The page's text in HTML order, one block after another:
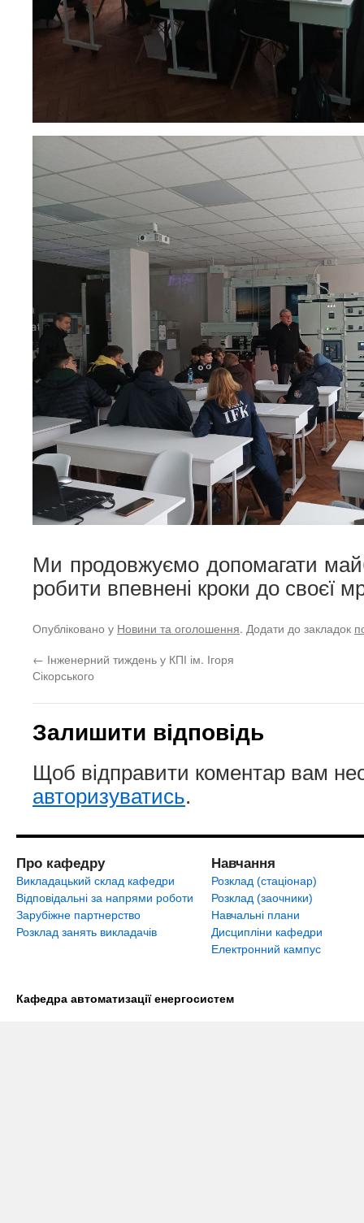
Ми продовжуємо допомагати
робити впевнені кроки до своєї
Опубліковано у Новини та оголошення. Додати до закладок
← Інженерний тиждень у КПІ ім. Ігоря
Сікорського
Залишити відповідь
Щоб відправити коментар вам
авторизуватись.
Про кафедру
Викладацький склад кафедри
Відповідальні за напрями роботи
Зарубіжне партнерство
Розклад занять викладачів
Навчання
Розклад (стаціонар)
Розклад (заочники)
Навчальні плани
Дисципліни кафедри
Електронний кампус
Кафедра автоматизації енергосистем